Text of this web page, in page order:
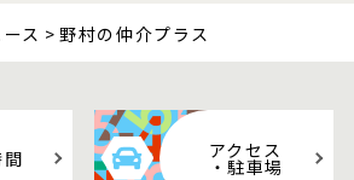
ス 野村の仲介プラス
アクセス
・駐車場